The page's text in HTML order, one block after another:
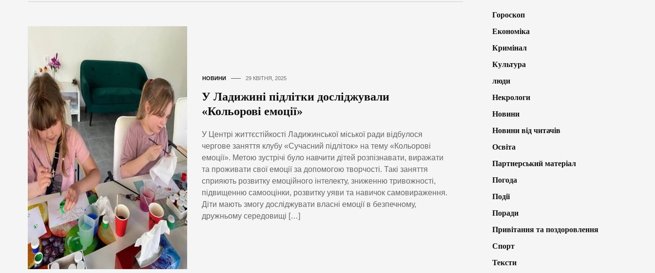
НОВИНИ 29 КВІТНЯ, 2025
У Ладижині підлітки досліджували
«Кольорові емоції»
У Центрі життєстійкості Ладижинської міської ради відбулося
чергове заняття клубу «Сучасний підліток» на тему «Кольорові
емоції». Метою зустрічі було навчити дітей розпізнавати, виражати
та проживати свої емоції за допомогою творчості. Такі заняття
сприяють розвитку емоційного інтелекту, зниженню тривожності,
підвищенню самооцінки, розвитку уяви та навичок самовираження.
Діти мають змогу досліджувати власні емоції в безпечному,
дружньому середовищі […]
Гороскоп
Економіка
Кримінал
Культура
люди
Некрологи
Новини
Новини від читачів
Освіта
Партнерський матеріал
Погода
Події
Поради
Привітання та поздоровлення
Спорт
Тексти